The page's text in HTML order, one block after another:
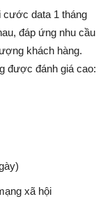
cước data 1 tháng
đáp ứng nhu cầu
khách hàng.
được đánh giá cao:
xã hội